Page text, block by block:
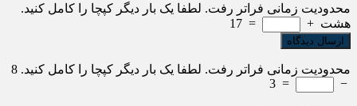
محدودیت زمانی فراتر رفت. لطفا یک بار دیگر کپچا را کامل کنید.
هشت +
=
17
محدودیت زمانی فراتر رفت. لطفا یک بار دیگر کپچا را کامل کنید. 8
−
=
3